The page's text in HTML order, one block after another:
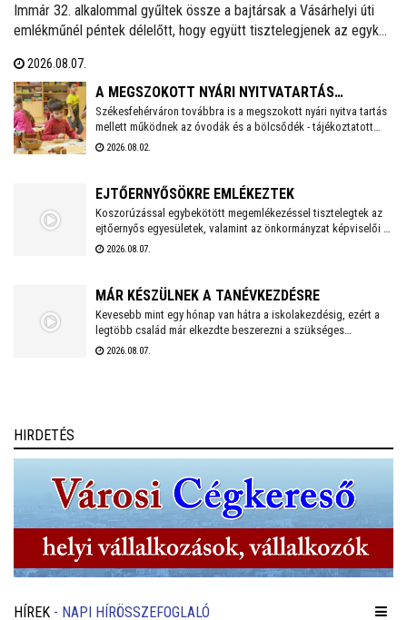
Immár 32. alkalommal gyűltek össze a bajtársak a Vásárhelyi úti
emlékműnél péntek délelőtt, hogy együtt tisztelegjenek az egykori
Veterán Repülők és Ejtőernyősök Fejér Megyei Egyesülete ezzel a
rendezvénnyel őrzi az a második világháború után újjászervezett,
1951-től 1954-ig Székesfehérváron ismertté vált ejtőernyős
alakulat emlékét.
2026.08.07.
A MEGSZOKOTT NYÁRI NYITVATARTÁS
MELLETT MŰKÖDNEK A FEHÉRVÁRI ÓVODÁK ÉS
BÖLCSŐDÉK
Székesfehérváron továbbra is a megszokott nyári nyitva tartás
mellett működnek az óvodák és a bölcsődék - tájékoztatott
közösségi oldalán a város polgármestere. Hétfőtől is tehát a
2026.08.02.
EJTŐERNYŐSÖKRE EMLÉKEZTEK
Koszorúzással egybekötött megemlékezéssel tisztelegtek az
ejtőernyős egyesületek, valamint az önkormányzat képviselői a
Repülős és Ejtőernyős Emlékműnél. A jelenlévők a 62. Önálló
2026.08.07.
MÁR KÉSZÜLNEK A TANÉVKEZDÉSRE
Kevesebb mint egy hónap van hátra a iskolakezdésig, ezért a
legtöbb család már elkezdte beszerezni a szükséges
tanszereket. A fehérvári papír-írószer üzletek már július eleje
2026.08.07.
HIRDETÉS
HÍREK - NAPI HÍRÖSSZEFOGLALÓ